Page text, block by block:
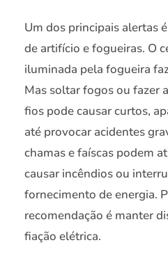
Um dos principais alertas
de artifício e fogueiras. O
iluminada pela fogueira
Mas soltar fogos ou fazer
fios pode causar curtos,
até provocar acidentes
chamas e faíscas podem
causar incêndios ou
fornecimento de energia.
recomendação é manter
fiação elétrica.